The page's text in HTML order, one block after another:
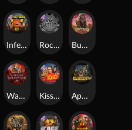
Apocalypse Super xNudge
Kiss My Chainsaw
Rock Bottom
Warrior Graveyard xNudge
Buffalo Hunter
Infectious 5 xWays